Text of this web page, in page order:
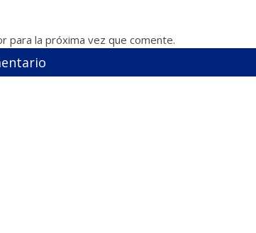
para la próxima vez que comente.